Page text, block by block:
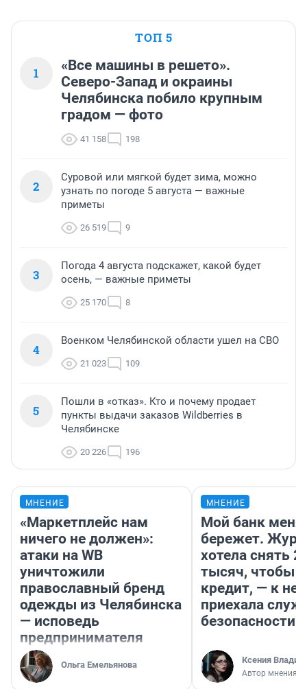
ТОП 5
1
«Все машины в решето».
Северо-Запад и окраины
Челябинска побило крупным
градом — фото
41 158 198
2
Суровой или мягкой будет зима, можно
узнать по погоде 5 августа — важные
приметы
26 519 9
3
Погода 4 августа подскажет, какой будет
осень, — важные приметы
25 170 8
4
Военком Челябинской области ушел на СВО
21 023 109
5
Пошли в «отказ». Кто и почему продает
пункты выдачи заказов Wildberries в
Челябинске
20 226 196
МНЕНИЕ
«Маркетплейс нам
ничего не должен»:
атаки на WB
уничтожили
православный бренд
одежды из Челябинска
— исповедь
предпринимателя
Ольга Емельянова
МНЕНИЕ
Мой банк меня
бережет.
хотела снять
тысяч, чтобы
кредит, — к
приехала
безопасности
Ксения
Автор мнения